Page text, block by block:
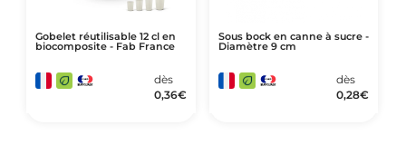
Gobelet réutilisable 12 cl en
biocomposite - Fab France
dès
0,36€
Sous bock en canne à sucre -
Diamètre 9 cm
dès
0,28€